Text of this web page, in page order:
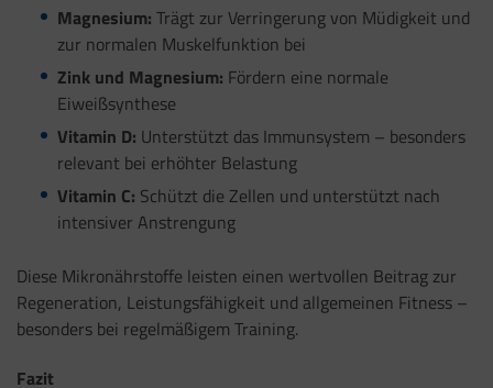
Magnesium: Trägt zur Verringerung von Müdigkeit und
zur normalen Muskelfunktion bei
Zink und Magnesium: Fördern eine normale
Eiweißsynthese
Vitamin D: Unterstützt das Immunsystem – besonders
relevant bei erhöhter Belastung
Vitamin C: Schützt die Zellen und unterstützt nach
intensiver Anstrengung
Diese Mikronährstoffe leisten einen wertvollen Beitrag zur
Regeneration, Leistungsfähigkeit und allgemeinen Fitness –
besonders bei regelmäßigem Training.
Fazit